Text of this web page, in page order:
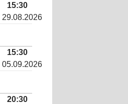
15:30
29.08.2026
15:30
05.09.2026
20:30